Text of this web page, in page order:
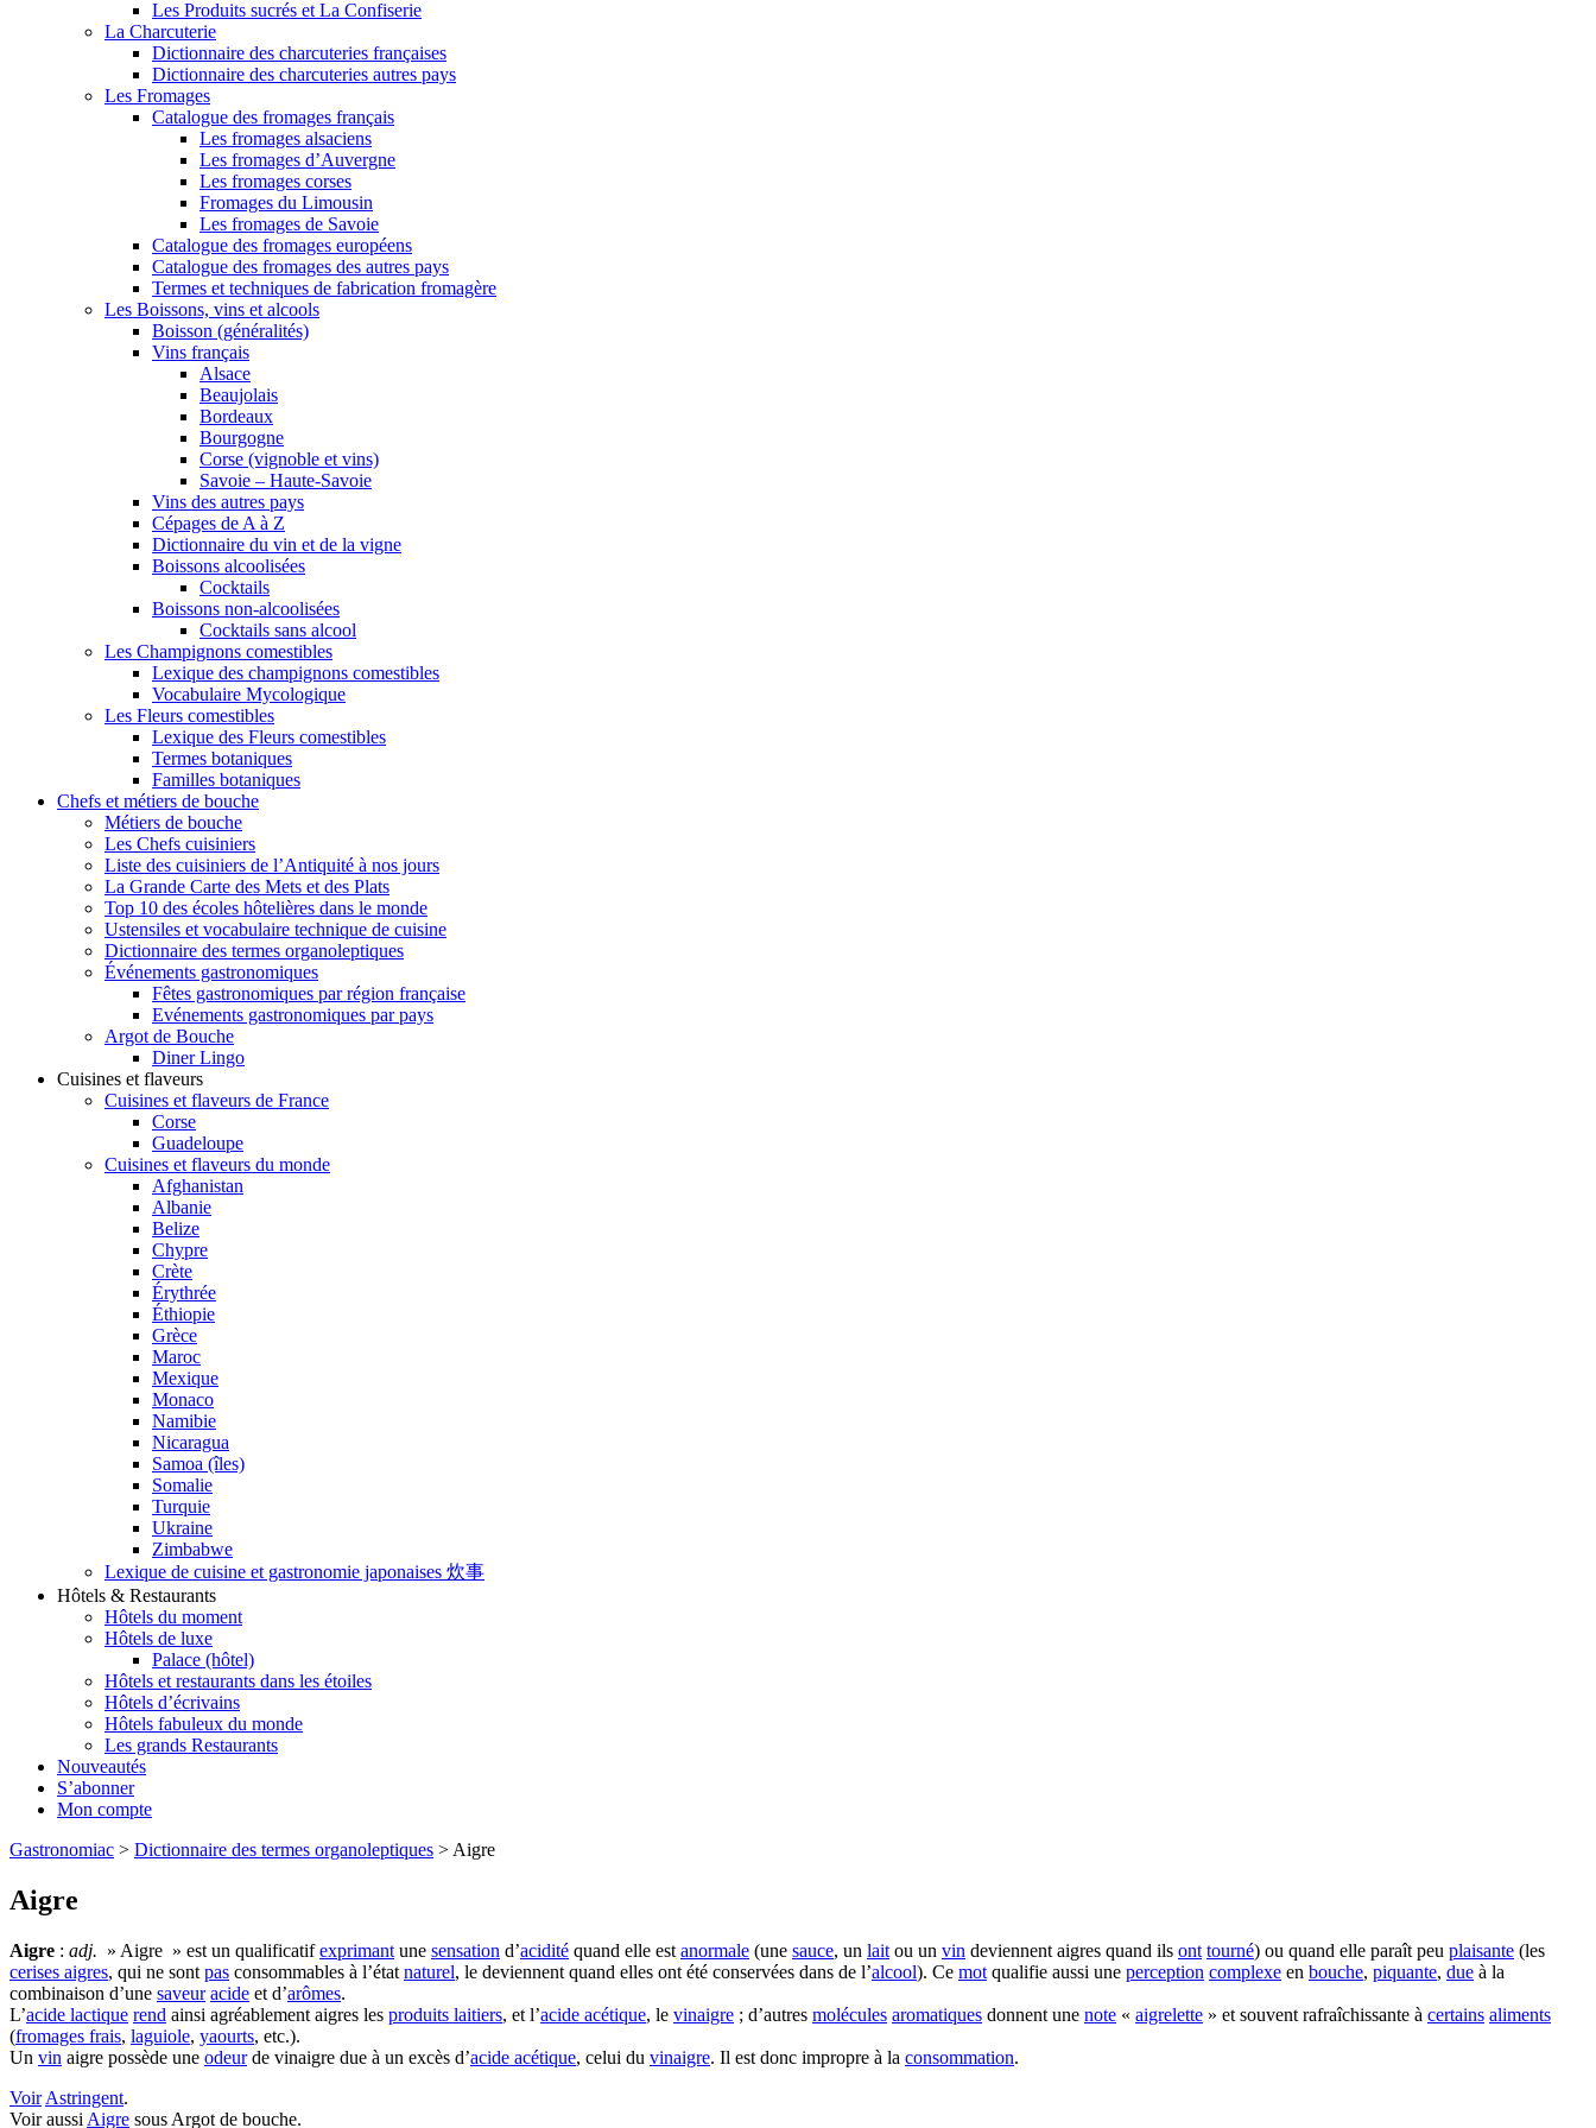
Les Produits sucrés et La Confiserie
La Charcuterie
Dictionnaire des charcuteries françaises
Dictionnaire des charcuteries autres pays
Les Fromages
Catalogue des fromages français
Les fromages alsaciens
Les fromages d’Auvergne
Les fromages corses
Fromages du Limousin
Les fromages de Savoie
Catalogue des fromages européens
Catalogue des fromages des autres pays
Termes et techniques de fabrication fromagère
Les Boissons, vins et alcools
Boisson (généralités)
Vins français
Alsace
Beaujolais
Bordeaux
Bourgogne
Corse (vignoble et vins)
Savoie – Haute-Savoie
Vins des autres pays
Cépages de A à Z
Dictionnaire du vin et de la vigne
Boissons alcoolisées
Cocktails
Boissons non-alcoolisées
Cocktails sans alcool
Les Champignons comestibles
Lexique des champignons comestibles
Vocabulaire Mycologique
Les Fleurs comestibles
Lexique des Fleurs comestibles
Termes botaniques
Familles botaniques
Chefs et métiers de bouche
Métiers de bouche
Les Chefs cuisiniers
Liste des cuisiniers de l’Antiquité à nos jours
La Grande Carte des Mets et des Plats
Top 10 des écoles hôtelières dans le monde
Ustensiles et vocabulaire technique de cuisine
Dictionnaire des termes organoleptiques
Événements gastronomiques
Fêtes gastronomiques par région française
Evénements gastronomiques par pays
Argot de Bouche
Diner Lingo
Cuisines et flaveurs
Cuisines et flaveurs de France
Corse
Guadeloupe
Cuisines et flaveurs du monde
Afghanistan
Albanie
Belize
Chypre
Crète
Érythrée
Éthiopie
Grèce
Maroc
Mexique
Monaco
Namibie
Nicaragua
Samoa (îles)
Somalie
Turquie
Ukraine
Zimbabwe
Lexique de cuisine et gastronomie japonaises 炊事
Hôtels & Restaurants
Hôtels du moment
Hôtels de luxe
Palace (hôtel)
Hôtels et restaurants dans les étoiles
Hôtels d’écrivains
Hôtels fabuleux du monde
Les grands Restaurants
Nouveautés
S’abonner
Mon compte
Gastronomiac > Dictionnaire des termes organoleptiques > Aigre
Aigre
Aigre : adj. » Aigre » est un qualificatifexprimant une sensation d’acidité quand elle est anormale (une sauce, un lait ou un vin deviennent aigres quand ils ont tourné) ou quand elle paraît peu plaisante (les
cerises aigres, qui ne sont pas consommables à l’état naturel, le deviennent quand elles ont été conservées dans de l’alcool). Ce mot qualifie aussi une perception complexe en bouche, piquante, due à la
combinaison d’une saveur acide et d’arômes.
L’acide lactique rend ainsi agréablement aigres les produits laitiers, et l’acide acétique, le vinaigre ; d’autres molécules aromatiques donnent une note « aigrelette » et souvent rafraîchissante à certains aliments
(fromages frais, laguiole, yaourts, etc.).
Un vin aigre possède une odeurde vinaigre due à un excès d’acide acétique, celui du vinaigre. Il est donc impropre à la consommation.
Voir Astringent.
Voir aussi Aigre sous Argot de bouche.